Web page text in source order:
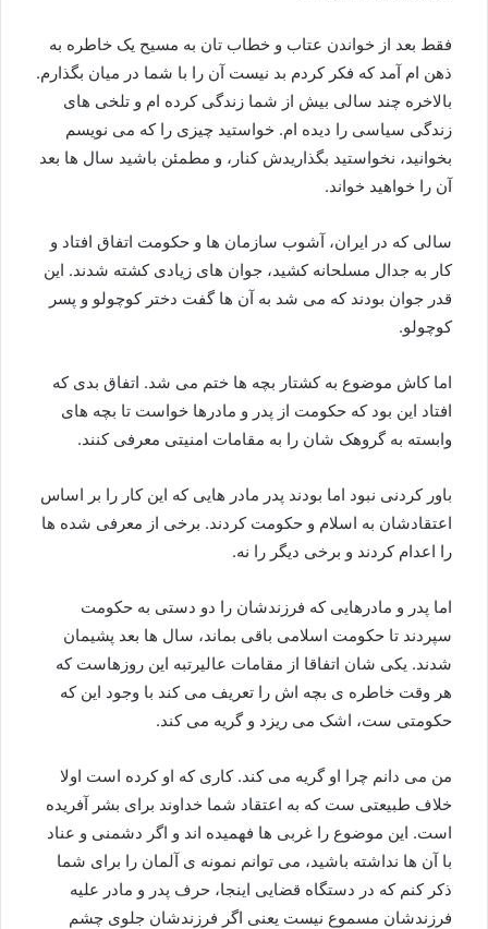
فقط بعد از خواندن عتاب و خطاب تان به مسیح یک خاطره به
ذهن ام آمد که فکر کردم بد نیست آن را با شما در میان بگذارم.
بالاخره چند سالی بیش از شما زندگی کرده ام و تلخی های
زندگی سیاسی را دیده ام. خواستید چیزی را که می نویسم
بخوانید، نخواستید بگذاریدش کنار، و مطمئن باشید سال ها بعد
آن را خواهید خواند.
سالی که در ایران، آشوب سازمان ها و حکومت اتفاق افتاد و
کار به جدال مسلحانه کشید، جوان های زیادی کشته شدند. این
قدر جوان بودند که می شد به آن ها گفت دختر کوچولو و پسر
کوچولو.
اما کاش موضوع به کشتار بچه ها ختم می شد. اتفاق بدی که
افتاد این بود که حکومت از پدر و مادرها خواست تا بچه های
وابسته به گروهک شان را به مقامات امنیتی معرفی کنند.
باور کردنی نبود اما بودند پدر مادر هایی که این کار را بر اساس
اعتقادشان به اسلام و حکومت کردند. برخی از معرفی شده ها
را اعدام کردند و برخی دیگر را نه.
اما پدر و مادرهایی که فرزندشان را دو دستی به حکومت
سپردند تا حکومت اسلامی باقی بماند، سال ها بعد پشیمان
شدند. یکی شان اتفاقا از مقامات عالیرتبه این روزهاست که
هر وقت خاطره ی بچه اش را تعریف می کند با وجود این که
حکومتی ست، اشک می ریزد و گریه می کند.
من می دانم چرا او گریه می کند. کاری که او کرده است اولا
خلاف طبیعتی ست که به اعتقاد شما خداوند برای بشر آفریده
است. این موضوع را غربی ها فهمیده اند و اگر دشمنی و عناد
با آن ها نداشته باشید، می توانم نمونه ی آلمان را برای شما
ذکر کنم که در دستگاه قضایی اینجا، حرف پدر و مادر علیه
فرزندشان مسموع نیست یعنی اگر فرزندشان جلوی چشم